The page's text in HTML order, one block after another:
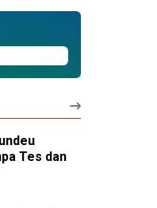
Tes dan